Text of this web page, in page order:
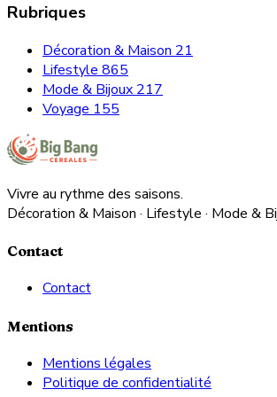
Rubriques
Décoration & Maison 21
Lifestyle 865
Mode & Bijoux 217
Voyage 155
Vivre au rythme des saisons.
Décoration & Maison · Lifestyle · Mode &
Contact
Contact
Mentions
Mentions légales
Politique de confidentialité